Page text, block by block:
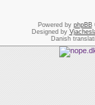
Powered by phpBB
Designed by
Danish